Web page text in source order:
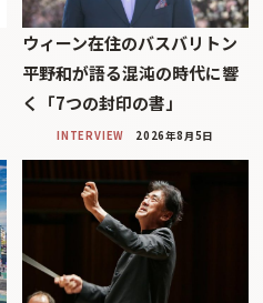
ウィーン在住のバスバリトン
平野和が語る混沌の時代に響
く「7つの封印の書」
INTERVIEW 2026年8月5日